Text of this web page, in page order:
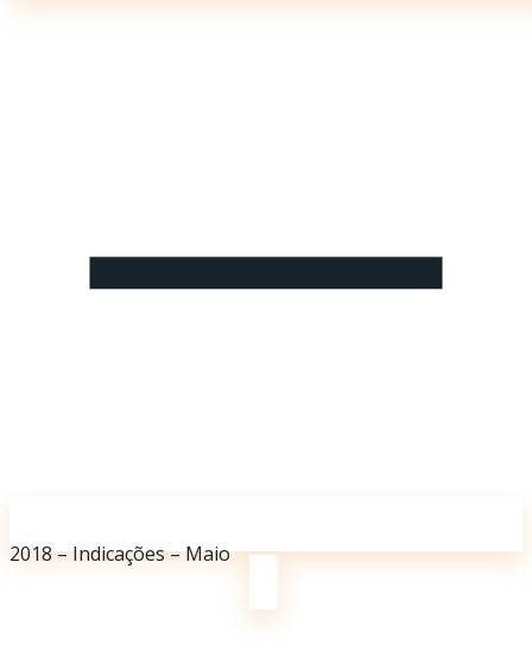
2018 – Indicações – Maio